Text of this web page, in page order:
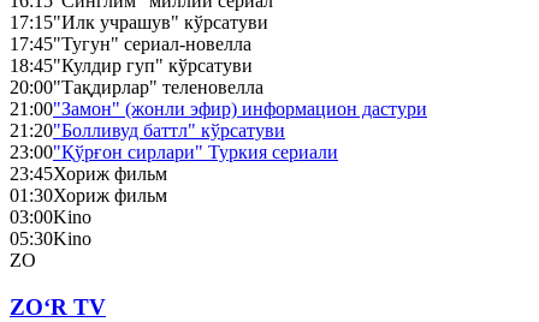
17:15"Илк учрашув" кўрсатуви
17:45"Тугун" сериал-новелла
18:45"Кулдир гуп" кўрсатуви
20:00"Тақдирлар" теленовелла
21:00"Замон" (жонли эфир) информацион дастури
21:20"Болливуд баттл" кўрсатуви
23:00"Қўрғон сирлари" Туркия сериали
23:45Хориж фильм
01:30Хориж фильм
03:00Kino
05:30Kino
ZO
ZO‘R TV